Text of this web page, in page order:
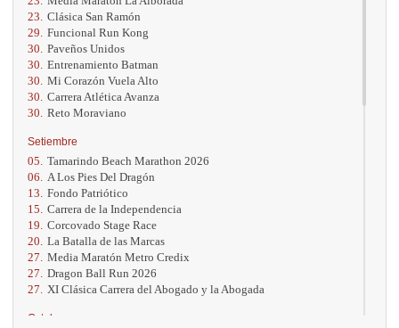
23. Clásica San Ramón
29. Funcional Run Kong
30. Paveños Unidos
30. Entrenamiento Batman
30. Mi Corazón Vuela Alto
30. Carrera Atlética Avanza
30. Reto Moraviano
Setiembre
05. Tamarindo Beach Marathon 2026
06.
A Los Pies Del Dragón
13. Fondo Patriótico
15. Carrera de la Independencia
19. Corcovado Stage Race
20. La Batalla de las Marcas
27. Media Maratón Metro Credix
27. Dragon Ball Run 2026
27.
XI Clásica Carrera del Abogado y la Abogada
Octubre